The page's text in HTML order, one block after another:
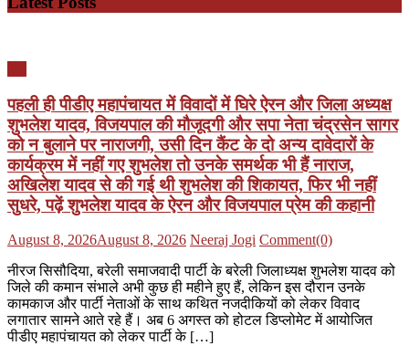
पहली ही पीडीए महापंचायत में विवादों में घिरे ऐरन और जिला अध्यक्ष
शुभलेश यादव, विजयपाल की मौजूदगी और सपा नेता चंद्रसेन सागर
को न बुलाने पर नाराजगी, उसी दिन कैंट के दो अन्य दावेदारों के
कार्यक्रम में नहीं गए शुभलेश तो उनके समर्थक भी हैं नाराज,
अखिलेश यादव से की गई थी शुभलेश की शिकायत, फिर भी नहीं
सुधरे, पढ़ें शुभलेश यादव के ऐरन और विजयपाल प्रेम की कहानी
Posted
August 8, 2026August 8, 2026 Author
Neeraj Jogi Comment(0)
नीरज सिसौदिया, बरेली समाजवादी पार्टी के बरेली जिलाध्यक्ष शुभलेश यादव को
जिले की कमान संभाले अभी कुछ ही महीने हुए हैं, लेकिन इस दौरान उनके
कामकाज और पार्टी नेताओं के साथ कथित नजदीकियों को लेकर विवाद
लगातार सामने आते रहे हैं। अब 6 अगस्त को होटल डिप्लोमेट में आयोजित
पीडीए महापंचायत को लेकर पार्टी के […]